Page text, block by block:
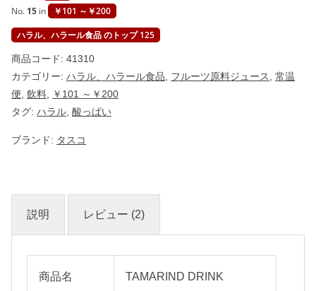
No. 15 in
￥101 ～￥200
ハラル、ハラール食品 のトップ 125
商品コード: 41310
カテゴリー: ハラル、ハラール食品 フルーツ原料ジュース
常温
便 飲料
￥101 ～￥200
タグ: ハラル 酸っぱい
ブランド: タスコ
説明 レビュー (2)
商品名 TAMARIND DRINK